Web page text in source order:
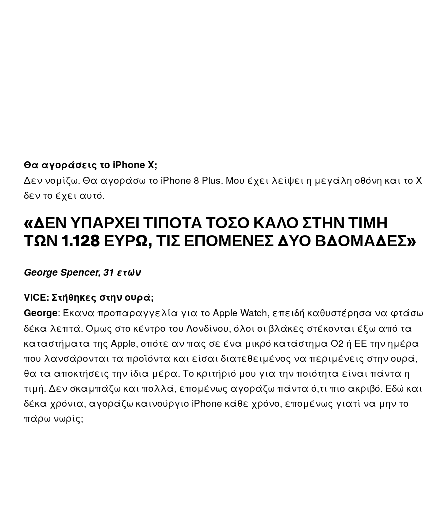
Θα αγοράσεις το iPhone Χ;
Δεν νομίζω. Θα αγοράσω το iPhone 8 Plus. Μου έχει λείψει η μεγάλη οθόνη και το Χ
δεν το έχει αυτό.
«ΔΕΝ ΥΠΆΡΧΕΙ ΤΊΠΟΤΑ ΤΌΣΟ ΚΑΛΌ ΣΤΗΝ ΤΙΜΉ
ΤΩΝ 1.128 ΕΥΡΏ, ΤΙΣ ΕΠΌΜΕΝΕΣ ΔΎΟ ΒΔΟΜΆΔΕΣ»
George Spencer, 31 ετών
VICE: Στήθηκες στην ουρά;
George: Έκανα προπαραγγελία για το Apple Watch, επειδή καθυστέρησα να φτάσω
δέκα λεπτά. Όμως στο κέντρο του Λονδίνου, όλοι οι βλάκες στέκονται έξω από τα
καταστήματα της Apple, οπότε αν πας σε ένα μικρό κατάστημα O2 ή EE την ημέρα
που λανσάρονται τα προϊόντα και είσαι διατεθειμένος να περιμένεις στην ουρά,
θα τα αποκτήσεις την ίδια μέρα. Το κριτήριό μου για την ποιότητα είναι πάντα η
τιμή. Δεν σκαμπάζω και πολλά, επομένως αγοράζω πάντα ό,τι πιο ακριβό. Εδώ και
δέκα χρόνια, αγοράζω καινούργιο iPhone κάθε χρόνο, επομένως γιατί να μην το
πάρω νωρίς;